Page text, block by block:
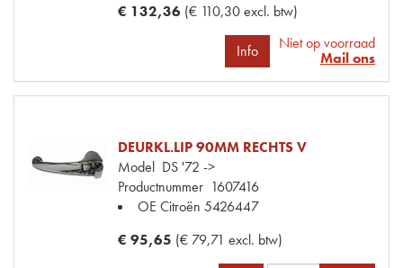
€ 132,36 (€ 110,30 excl. btw)
Info
Niet op voorraad
Mail ons
DEURKL.LIP 90MM RECHTS V
Model DS '72 ->
Productnummer 1607416
OE Citroën 5426447
€ 95,65 (€ 79,71 excl. btw)